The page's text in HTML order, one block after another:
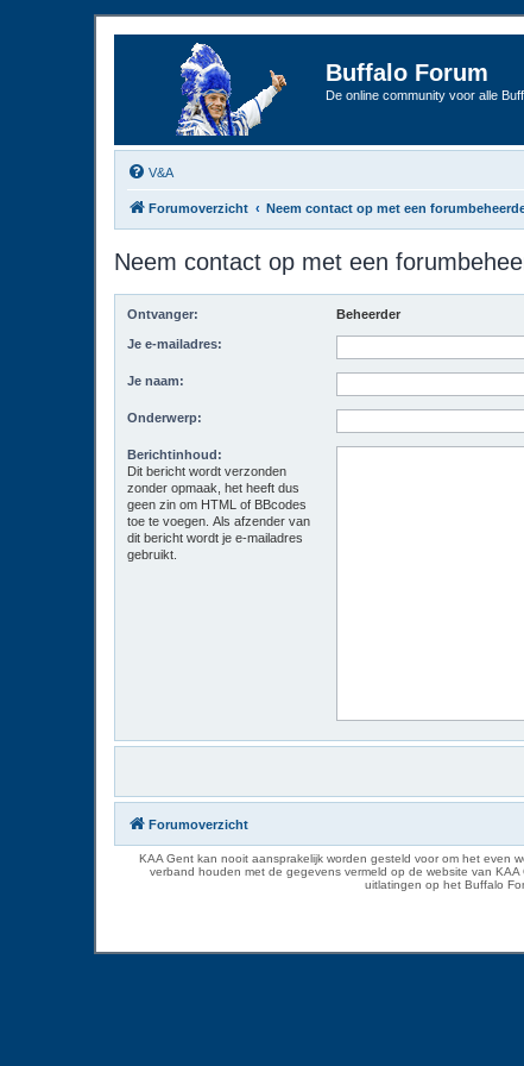
Buffalo Forum
De online community voor alle
V&A
Forumoverzicht Neem contact op met een
Neem contact op met een
Ontvanger: Beheerder
Je e-mailadres:
Je naam:
Onderwerp:
Berichtinhoud:
Dit bericht wordt verzonden
zonder opmaak, het heeft dus
geen zin om HTML of BBcodes
toe te voegen. Als afzender van
dit bericht wordt je e-mailadres
gebruikt.
Forumoverzicht
KAA Gent kan nooit aansprakelijk worden gesteld voor om het even
verband houden met de gegevens vermeld op de website van
uitlatingen op het Buffalo